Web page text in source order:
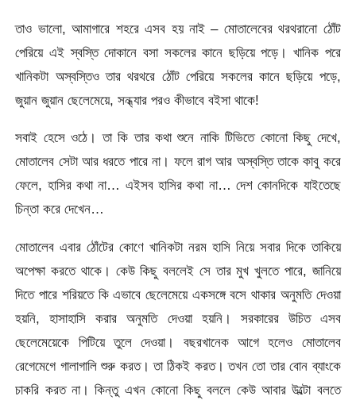
তাও ভালো, আমাগারে শহরে এসব হয় নাই – মোতালেবের থরথরানো ঠোঁট
পেরিয়ে এই স্বস্তি দোকানে বসা সকলের কানে ছড়িয়ে পড়ে। খানিক পরে
খানিকটা অস্বস্তিও তার থরথরে ঠোঁট পেরিয়ে সকলের কানে ছড়িয়ে পড়ে,
জুয়ান জুয়ান ছেলেমেয়ে, সন্ধ্যার পরও কীভাবে বইসা থাকে!
সবাই হেসে ওঠে। তা কি তার কথা শুনে নাকি টিভিতে কোনো কিছু দেখে,
মোতালেব সেটা আর ধরতে পারে না। ফলে রাগ আর অস্বস্তি তাকে কাবু করে
ফেলে, হাসির কথা না… এইসব হাসির কথা না… দেশ কোনদিকে যাইতেছে
চিন্তা করে দেখেন…
মোতালেব এবার ঠোঁটের কোণে খানিকটা নরম হাসি নিয়ে সবার দিকে তাকিয়ে
অপেক্ষা করতে থাকে। কেউ কিছু বললেই সে তার মুখ খুলতে পারে, জানিয়ে
দিতে পারে শরিয়তে কি এভাবে ছেলেমেয়ে একসঙ্গে বসে থাকার অনুমতি দেওয়া
হয়নি, হাসাহাসি করার অনুমতি দেওয়া হয়নি। সরকারের উচিত এসব
ছেলেমেয়েকে পিটিয়ে তুলে দেওয়া। বছরখানেক আগে হলেও মোতালেব
রেগেমেগে গালাগালি শুরু করত। তা ঠিকই করত। তখন তো তার বোন ব্যাংকে
চাকরি করত না। কিন্তু এখন কোনো কিছু বললে কেউ আবার উল্টো বলতে